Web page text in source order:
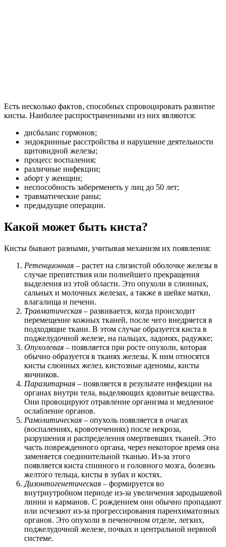
Есть несколько фактов, способных спровоцировать развитие
кисты. Наиболее распространенными из них являются:
дисбаланс гормонов;
эндокринные расстройства и нарушение деятельности
щитовидной железы;
процесс воспаления;
различные инфекции;
аборт у женщин;
неспособность забеременеть у лиц до 50 лет;
травматические раны;
предыдущие операции.
Какой может быть киста?
Кисты бывают разными, учитывая механизм их появления:
Ретенционная – растет на слизистой оболочке железы в
случае препятствия или полнейшего прекращения
выделения из этой области. Это опухоли в слюнных,
сальных и молочных железах, а также в шейке матки,
влагалища и печени.
Травматическая – развивается, когда происходит
перемещение кожных тканей, после чего внедряется в
подходящие ткани. В этом случае образуется киста в
поджелудочной железе, на пальцах, ладонях, радужке;
Опухолевая – появляется при росте опухоли, которая
обычно образуется в тканях железы. К ним относятся
кисты слюнных желез, кистозные аденомы, кисты
яичников.
Паразитарная – появляется в результате инфекции на
органах внутри тела, выделяющих ядовитые вещества.
Они провоцируют отравление организма и медленное
ослабление органов.
Рамолитическая – опухоль появляется в очагах
(воспалениях, кровотечениях) после некроза,
разрушения и распределения омертвевших тканей. Это
часть поврежденного органа, через некоторое время она
заменяется соединительной тканью. Из-за этого
появляется киста спинного и головного мозга, болезнь
желтого тельца, кисты в зубах и костях.
Дизонтогенетическая – формируется во
внутриутробном периоде из-за увеличения зародышевой
линии и карманов. С рождением они обычно пропадают
или исчезают из-за прогрессирования паренхиматозных
органов. Это опухоли в печеночном отделе, легких,
поджелудочной железе, почках и центральной нервной
системе.